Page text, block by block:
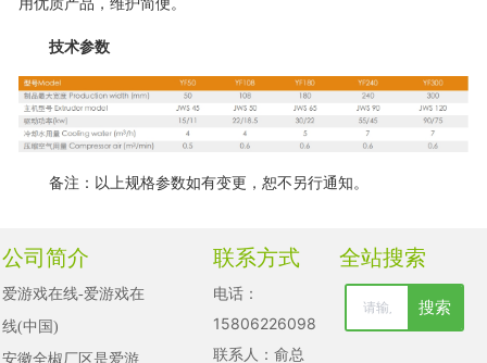
技术参数
备注：以上规格参数如有变更，恕不另行通知。
公司简介
爱游戏在线-爱游戏在
线(中国)
安徽全椒厂区是爱游
联系方式
电话：
15806226098
联系人：俞总
全站搜索
搜索
清空记录
历史记录